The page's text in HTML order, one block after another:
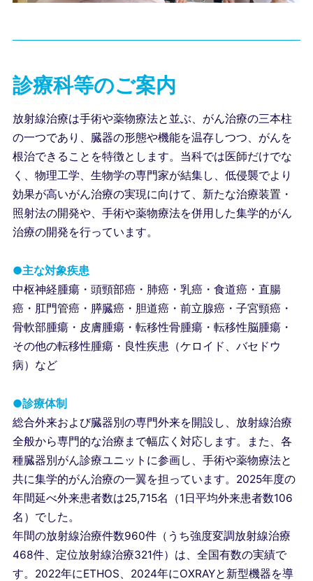
診療科等のご案内
放射線治療は手術や薬物療法と並ぶ、がん治療の三本柱
の一つであり、臓器の形態や機能を温存しつつ、がんを
根治できることを特徴とします。当科では医師だけでな
く、物理工学、生物学の専門家が結集し、低侵襲でより
効果が高いがん治療の実現に向けて、新たな治療装置・
照射法の開発や、手術や薬物療法を併用した集学的がん
治療の開発を行っています。
●主な対象疾患
中枢神経腫瘍・頭頸部癌・肺癌・乳癌・食道癌・直腸
癌・肛門管癌・膵臓癌・胆道癌・前立腺癌・子宮頸癌・
骨軟部腫瘍・皮膚腫瘍・転移性骨腫瘍・転移性脳腫瘍・
その他の転移性腫瘍・良性疾患（ケロイド、バセドウ
病）など
●診療体制
総合外来および臓器別の専門外来を開設し、放射線治療
全般から専門的な治療まで幅広く対応します。また、各
種臓器別がん診療ユニットに参画し、手術や薬物療法と
共に集学的がん治療の一翼を担っています。2025年度の
年間延べ外来患者数は25,715名（1日平均外来患者数106
名）でした。
年間の放射線治療件数960件（うち強度変調放射線治療
468件、定位放射線治療321件）は、全国有数の実績で
す。2022年にETHOS、2024年にOXRAYと新型機器を導